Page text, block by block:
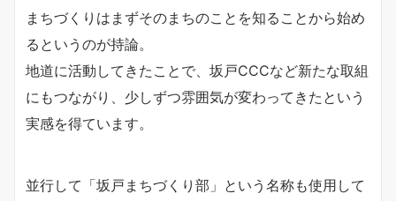
まちづくりはまずそのまちのことを知ることから始め
るというのが持論。
地道に活動してきたことで、坂戸CCCなど新たな取組
にもつながり、少しずつ雰囲気が変わってきたという
実感を得ています。
並行して「坂戸まちづくり部」という名称も使用して